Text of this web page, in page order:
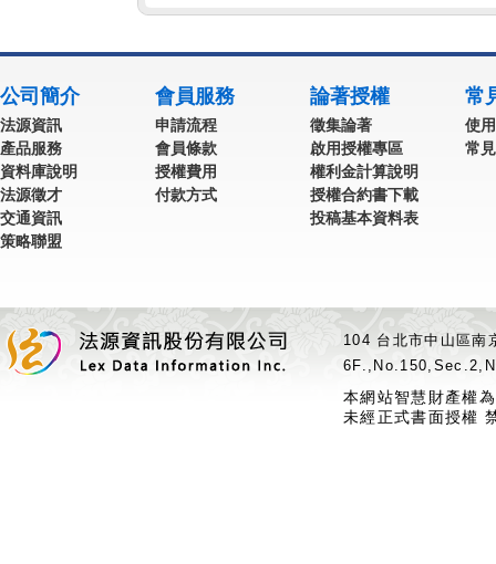
公司簡介
法源資訊
產品服務
資料庫說明
法源徵才
交通資訊
策略聯盟
會員服務
申請流程
會員條款
授權費用
付款方式
論著授權
徵集論著
啟用授權專區
權利金計算說明
授權合約書下載
投稿基本資料表
常
使
常
104 台北市中山區
本網站智慧財產權
未經正式書面授權